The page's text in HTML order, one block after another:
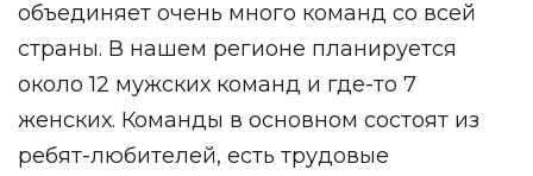
объединяет очень много команд со всей
страны. В нашем регионе планируется
около 12 мужских команд и где-то 7
женских. Команды в основном состоят из
ребят-любителей, есть трудовые